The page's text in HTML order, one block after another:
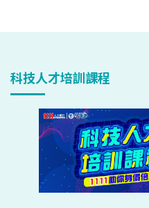
科技人才培訓課程